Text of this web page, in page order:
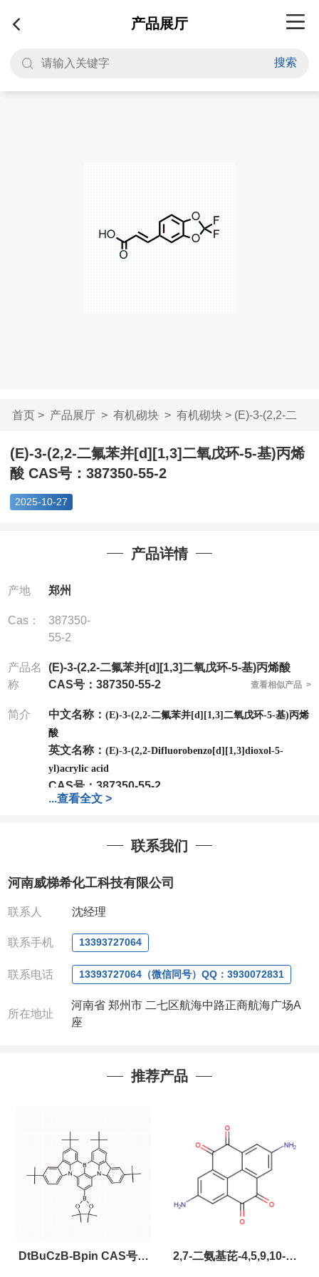
产品展厅
搜索
首页> 产品展厅> 有机砌块> 有机砌块> (E)-3-(2,2-二
氟苯并[d][1,3]...
(E)-3-(2,2-二氟苯并[d][1,3]二氧戊环-5-基)丙烯
酸 CAS号：387350-55-2
2025-10-27
产品详情
产地 郑州
Cas：
387350-
55-2
产品名
称
(E)-3-(2,2-二氟苯并[d][1,3]二氧戊环-5-基)丙烯酸
CAS号：387350-55-2
查看相似产品 >
简介 中文名称： (E)-3-(2,2-二氟苯并[d][1,3]二氧戊环-5-基)丙烯
酸
英文名称： (E)-3-(2,2-Difluorobenzo[d][1,3]dioxol-5-
yl)acrylic acid
CAS号： 387350-55-2
分子式：C10H6F2O4
1Mg ; 5Mg;10Mg ;100Mg;250Mg ;500Mg
;1g;2.5g ;5g ;10g可根据客户需求进行分装
作中有用到的试剂,欢迎前来询购
全额退款,并承担所有运费。
QQ:3930072831
联系人: 沈晓东(欢迎致电,或QQ、微信联系)
...查看全文 >
联系我们
河南威梯希化工科技有限公司
联系人 沈经理
联系手机 13393727064
联系电话 13393727064（微信同号）QQ：3930072831
所在地址
河南省 郑州市 二七区航海中路正商航海广场A
座
推荐产品
DtBuCzB-Bpin CAS号： 2,7-二氨基芘-4,5,9,10-四